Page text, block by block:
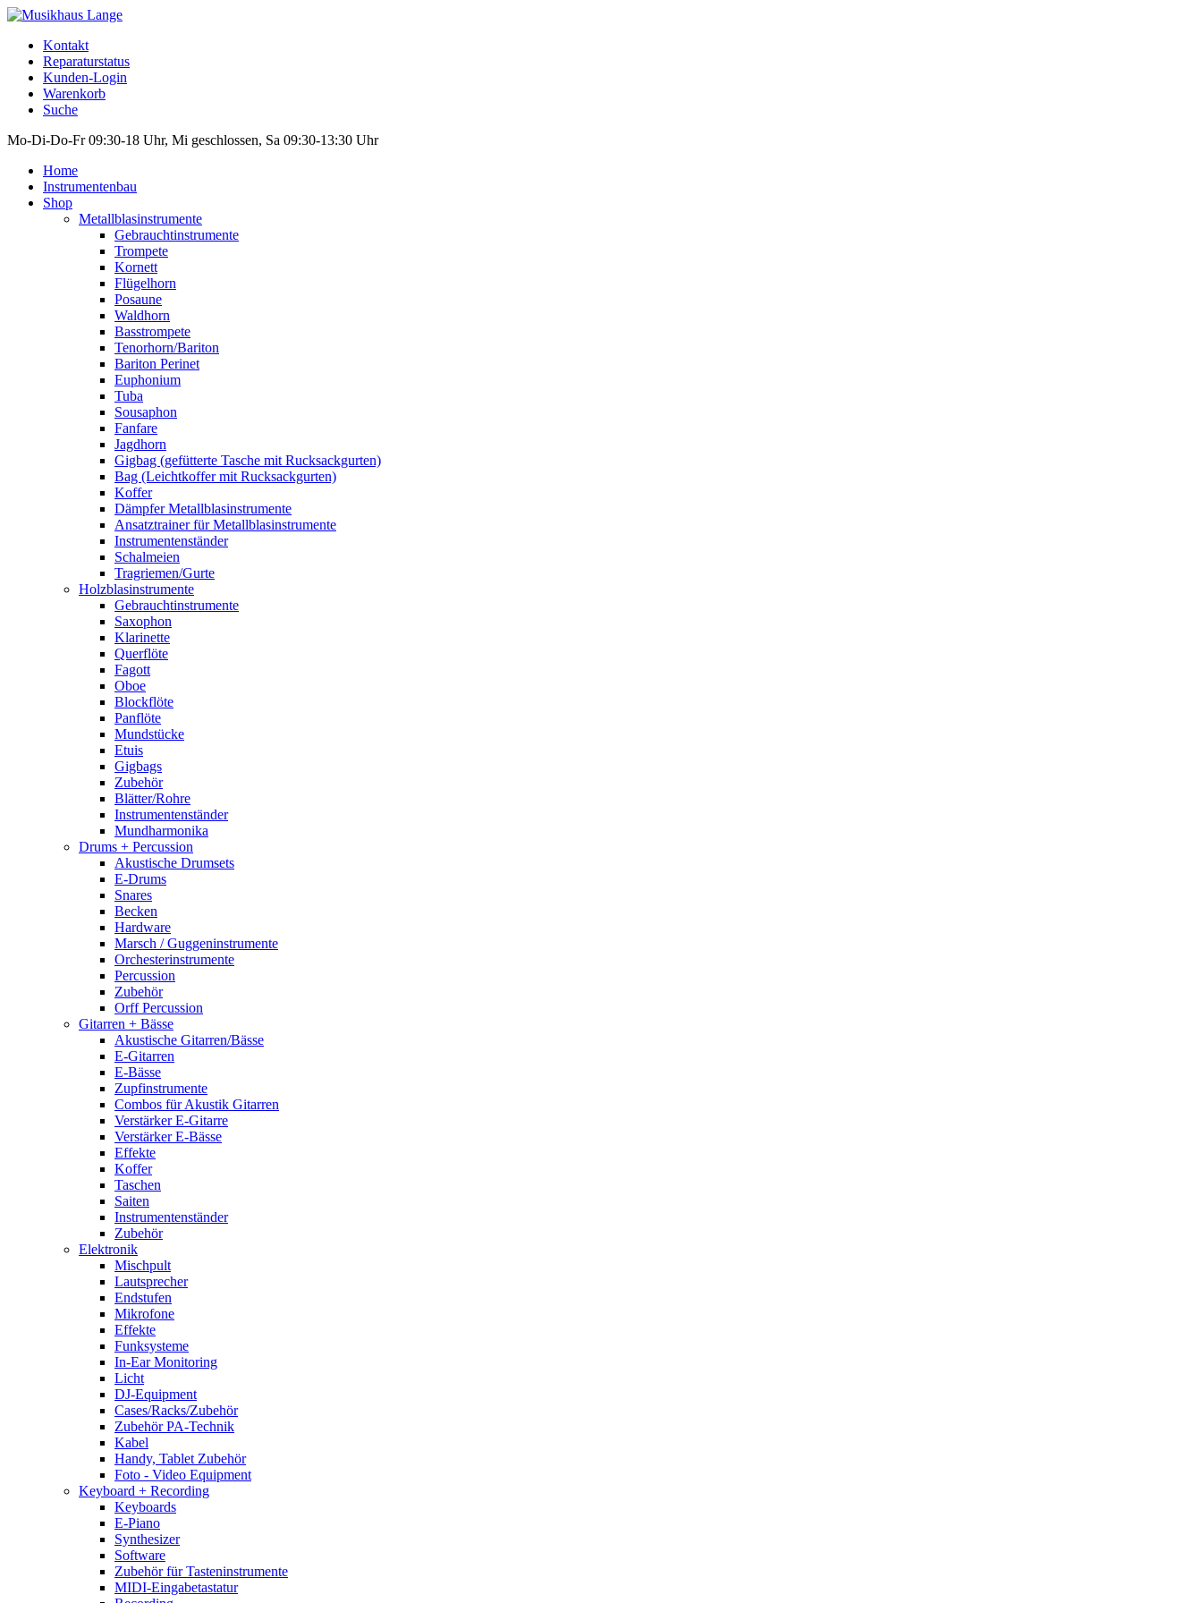
Kontakt
Reparaturstatus
Kunden-Login
Warenkorb
Suche
Mo-Di-Do-Fr 09:30-18 Uhr, Mi geschlossen, Sa 09:30-13:30 Uhr
Home
Instrumentenbau
Shop
Metallblasinstrumente
Gebrauchtinstrumente
Trompete
Kornett
Flügelhorn
Posaune
Waldhorn
Basstrompete
Tenorhorn/Bariton
Bariton Perinet
Euphonium
Tuba
Sousaphon
Fanfare
Jagdhorn
Gigbag (gefütterte Tasche mit Rucksackgurten)
Bag (Leichtkoffer mit Rucksackgurten)
Koffer
Dämpfer Metallblasinstrumente
Ansatztrainer für Metallblasinstrumente
Instrumentenständer
Schalmeien
Tragriemen/Gurte
Holzblasinstrumente
Gebrauchtinstrumente
Saxophon
Klarinette
Querflöte
Fagott
Oboe
Blockflöte
Panflöte
Mundstücke
Etuis
Gigbags
Zubehör
Blätter/Rohre
Instrumentenständer
Mundharmonika
Drums + Percussion
Akustische Drumsets
E-Drums
Snares
Becken
Hardware
Marsch / Guggeninstrumente
Orchesterinstrumente
Percussion
Zubehör
Orff Percussion
Gitarren + Bässe
Akustische Gitarren/Bässe
E-Gitarren
E-Bässe
Zupfinstrumente
Combos für Akustik Gitarren
Verstärker E-Gitarre
Verstärker E-Bässe
Effekte
Koffer
Taschen
Saiten
Instrumentenständer
Zubehör
Elektronik
Mischpult
Lautsprecher
Endstufen
Mikrofone
Effekte
Funksysteme
In-Ear Monitoring
Licht
DJ-Equipment
Cases/Racks/Zubehör
Zubehör PA-Technik
Kabel
Handy, Tablet Zubehör
Foto - Video Equipment
Keyboard + Recording
Keyboards
E-Piano
Synthesizer
Software
Zubehör für Tasteninstrumente
MIDI-Eingabetastatur